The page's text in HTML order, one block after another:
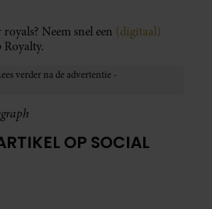
Neem snel een (digitaal)
Royalty.
OP SOCIAL